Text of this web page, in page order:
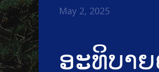
ອະທິບາ
May 2, 2025